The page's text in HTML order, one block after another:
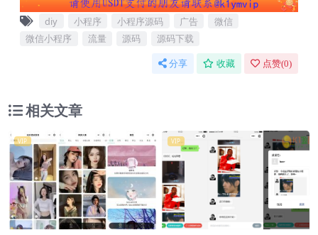
diy 小程序 小程序源码 广告
微信
微信小程序
流量 源码 源码下载
分享 收藏 点赞(0)
相关文章
VIP VIP